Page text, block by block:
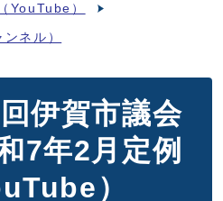
YouTube）
ネル）
伊賀市議会
7年2月定例
）